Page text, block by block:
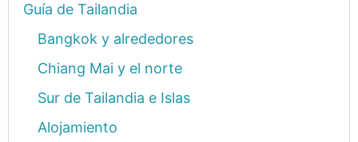
Guía de Tailandia
Bangkok y alrededores
Chiang Mai y el norte
Sur de Tailandia e Islas
Alojamiento